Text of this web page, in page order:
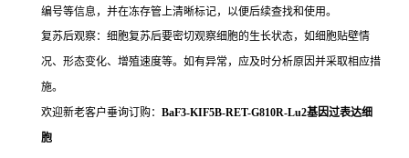
编号等信息，并在冻存管上清晰标记，以便后续查找和使用。
复苏后观察：细胞复苏后要密切观察细胞的生长状态，如细胞贴壁情
况、形态变化、增殖速度等。如有异常，应及时分析原因并采取相应措
施。
欢迎新老客户垂询订购： BaF3-KIF5B-RET-G810R-Lu2基因过表达细
胞